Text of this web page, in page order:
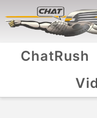
ChatRush